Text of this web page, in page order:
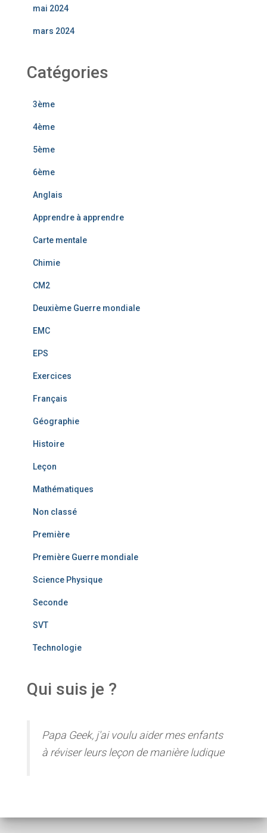
mai 2024
mars 2024
Catégories
3ème
4ème
5ème
6ème
Anglais
Apprendre à apprendre
Carte mentale
Chimie
CM2
Deuxième Guerre mondiale
EMC
EPS
Exercices
Français
Géographie
Histoire
Leçon
Mathématiques
Non classé
Première
Première Guerre mondiale
Science Physique
Seconde
SVT
Technologie
Qui suis je ?
Papa Geek, j'ai voulu aider mes enfants
à réviser leurs leçon de manière ludique